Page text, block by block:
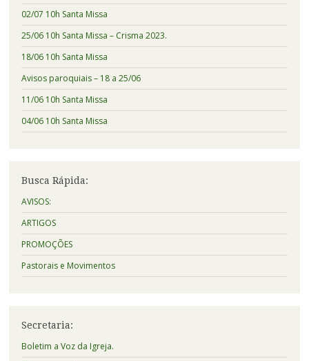
02/07 10h Santa Missa
25/06 10h Santa Missa – Crisma 2023.
18/06 10h Santa Missa
Avisos paroquiais – 18 a 25/06
11/06 10h Santa Missa
04/06 10h Santa Missa
Busca Rápida:
AVISOS:
ARTIGOS
PROMOÇÕES
Pastorais e Movimentos
Secretaria:
Boletim a Voz da Igreja.